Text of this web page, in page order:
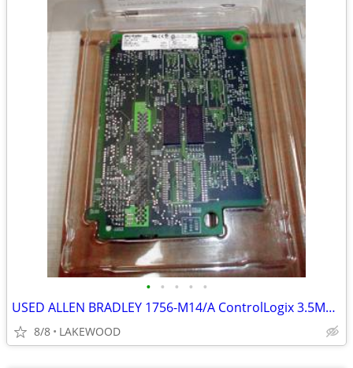
• • • • •
USED ALLEN BRADLEY 1756-M14/A ControlLogix 3.5Mbyte Memory Module
8/8 LAKEWOOD